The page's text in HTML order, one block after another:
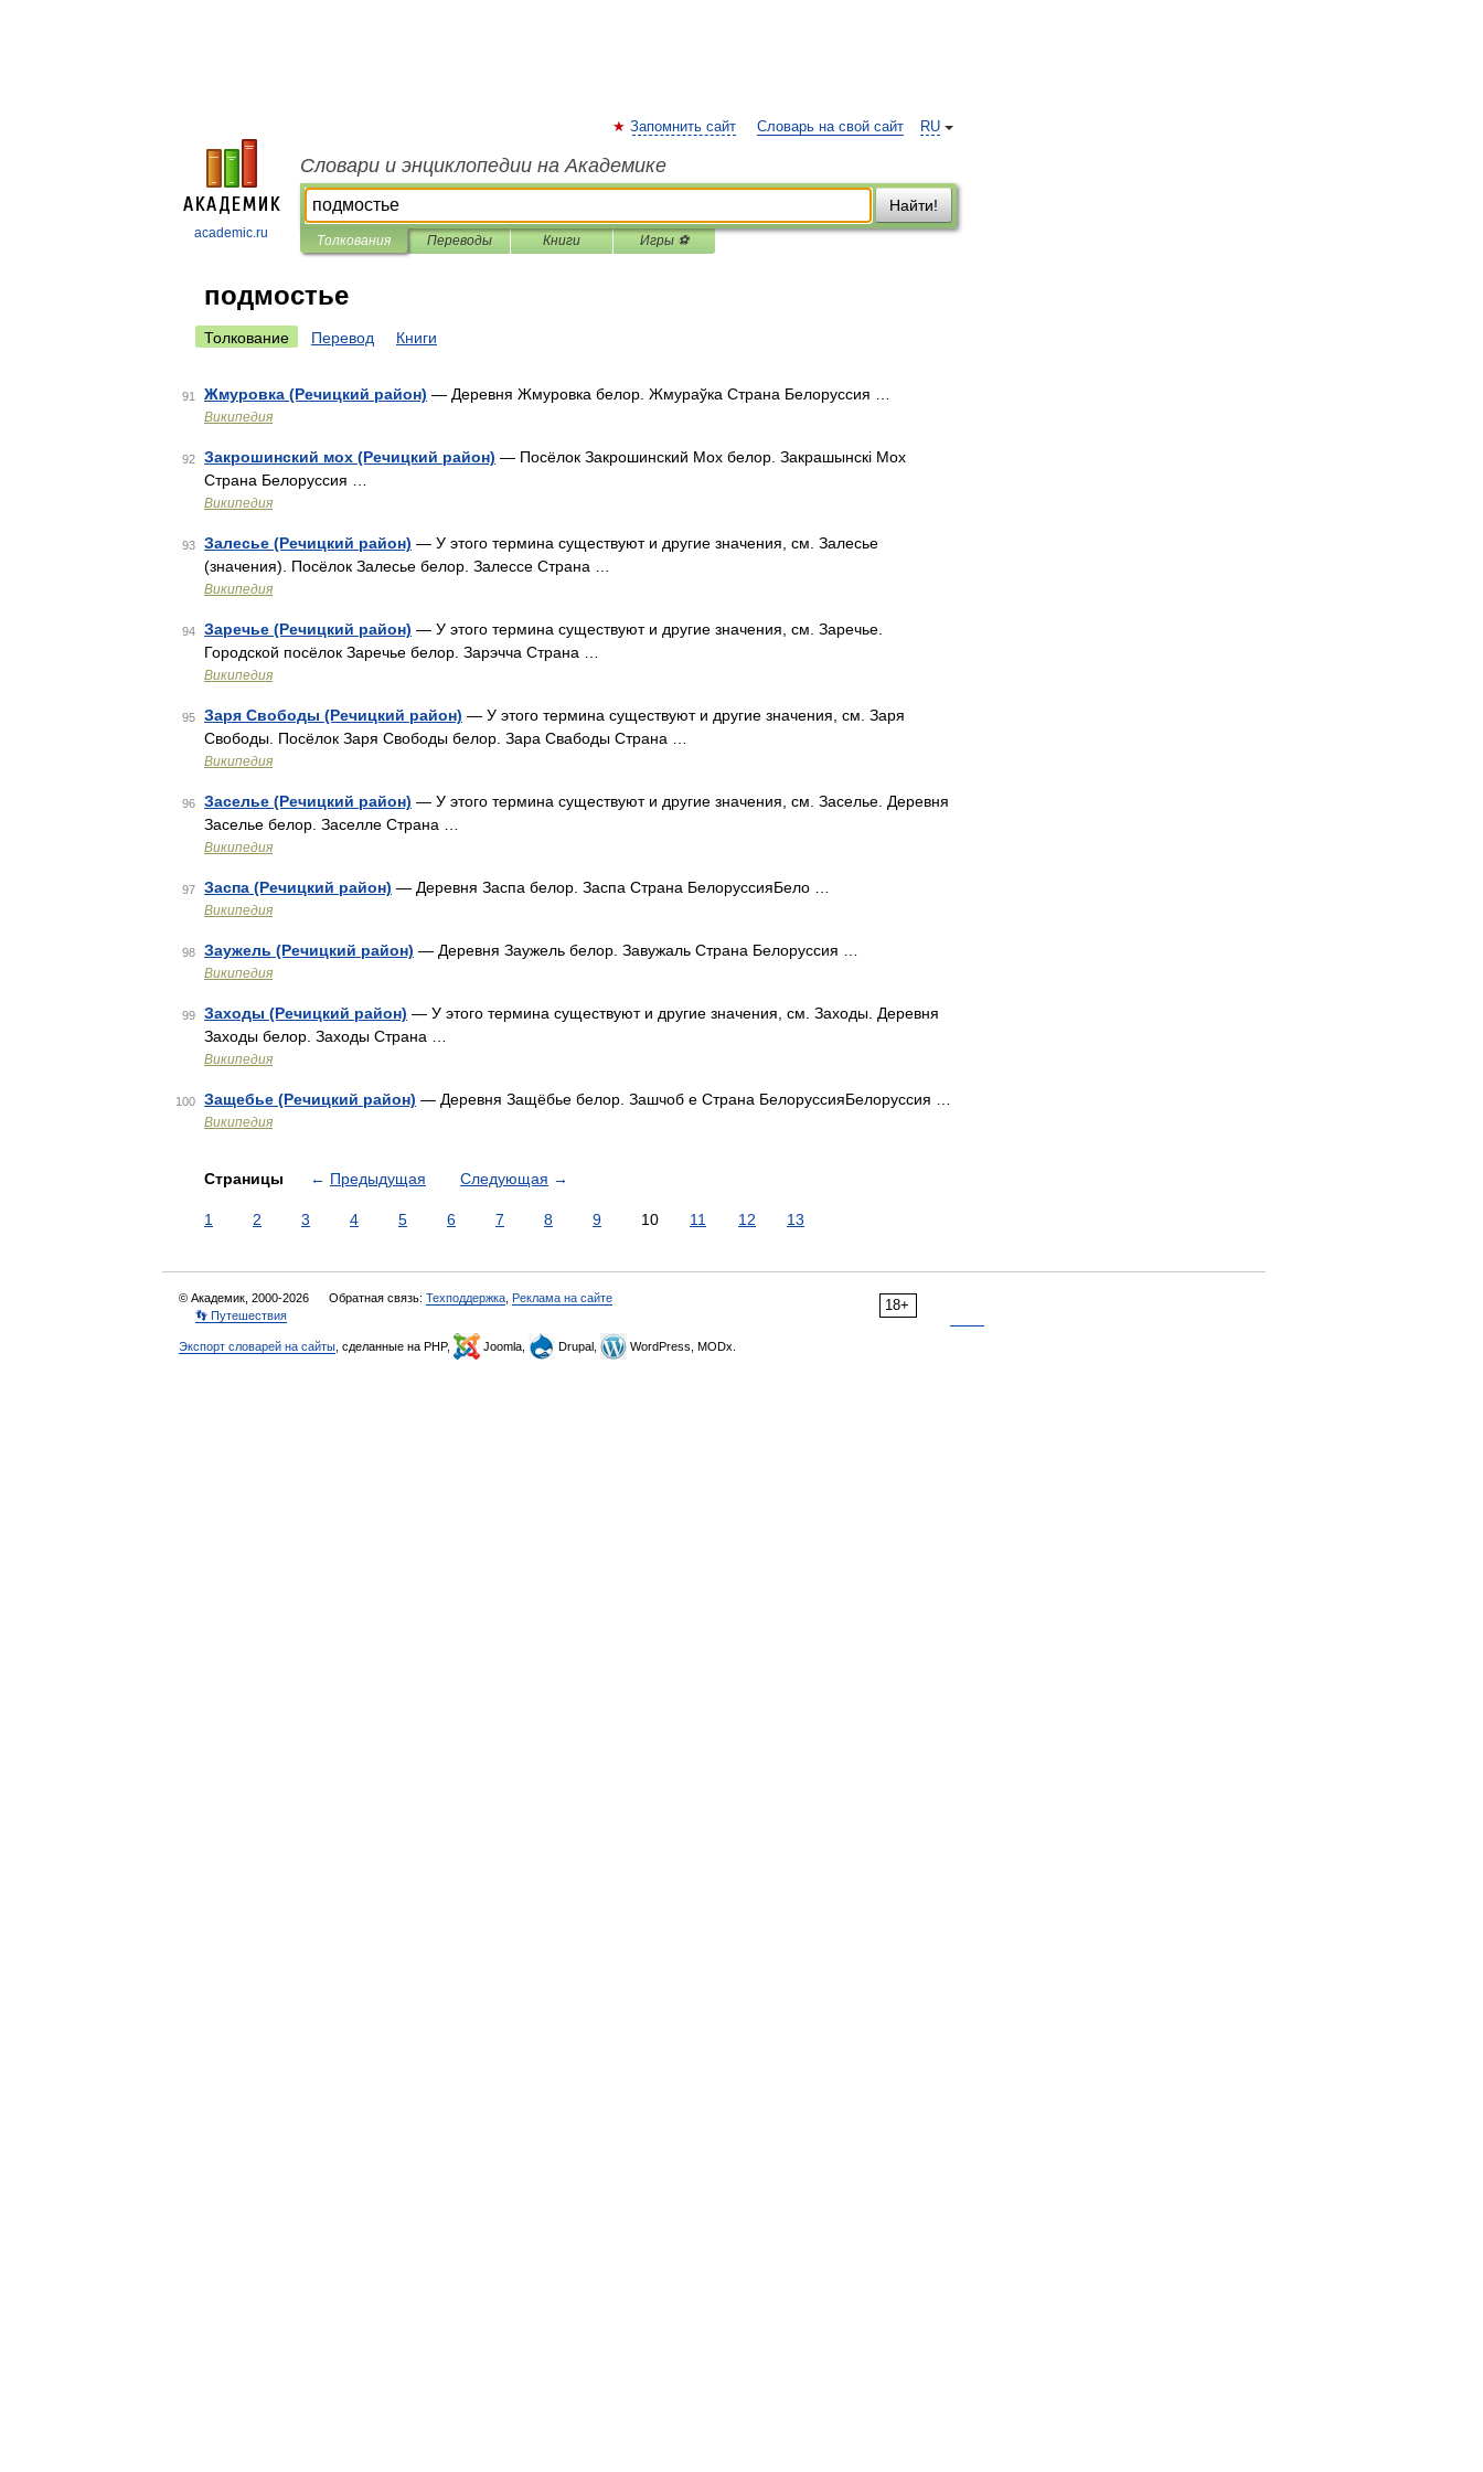
academic.ru
RU
Запомнить сайт Словарь на свой сайт
Словари и энциклопедии на Академике
Найти!
Толкования Переводы Книги Игры ⚽
подмостье
Толкование Перевод Книги
91 Жмуровка (Речицкий район) — Деревня Жмуровка белор. Жмураўка Страна Белоруссия …
Википедия
92 Закрошинский мох (Речицкий район) — Посёлок Закрошинский Мох белор. Закрашынскі Мох
Страна Белоруссия …
Википедия
93 Залесье (Речицкий район) — У этого термина существуют и другие значения, см. Залесье
(значения). Посёлок Залесье белор. Залессе Страна …
Википедия
94 Заречье (Речицкий район) — У этого термина существуют и другие значения, см. Заречье.
Городской посёлок Заречье белор. Зарэчча Страна …
Википедия
95 Заря Свободы (Речицкий район) — У этого термина существуют и другие значения, см. Заря
Свободы. Посёлок Заря Свободы белор. Зара Свабоды Страна …
Википедия
96 Заселье (Речицкий район) — У этого термина существуют и другие значения, см. Заселье. Деревня
Заселье белор. Заселле Страна …
Википедия
97 Заспа (Речицкий район) — Деревня Заспа белор. Заспа Страна БелоруссияБело …
Википедия
98 Заужель (Речицкий район) — Деревня Заужель белор. Завужаль Страна Белоруссия …
Википедия
99 Заходы (Речицкий район) — У этого термина существуют и другие значения, см. Заходы. Деревня
Заходы белор. Заходы Страна …
Википедия
100 Защебье (Речицкий район) — Деревня Защёбье белор. Зашчоб е Страна БелоруссияБелоруссия …
Википедия
Страницы ← Предыдущая Следующая →
1 2 3 4 5 6 7 8 9 10 11 12 13
18+
© Академик, 2000-2026 Обратная связь: Техподдержка Реклама на сайте
👣 Путешествия
Экспорт словарей на сайты , сделанные на PHP, Joomla, Drupal, WordPress, MODx.